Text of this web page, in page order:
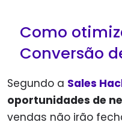
Como
Conversão
Segundo a Sales
oportunidades de
vendas não irão